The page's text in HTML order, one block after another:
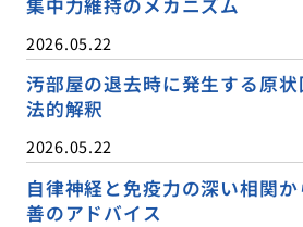
集中力維持のメカニズム
2026.05.22
汚部屋の退去時に発生する原
法的解釈
2026.05.22
自律神経と免疫力の深い相関
善のアドバイス